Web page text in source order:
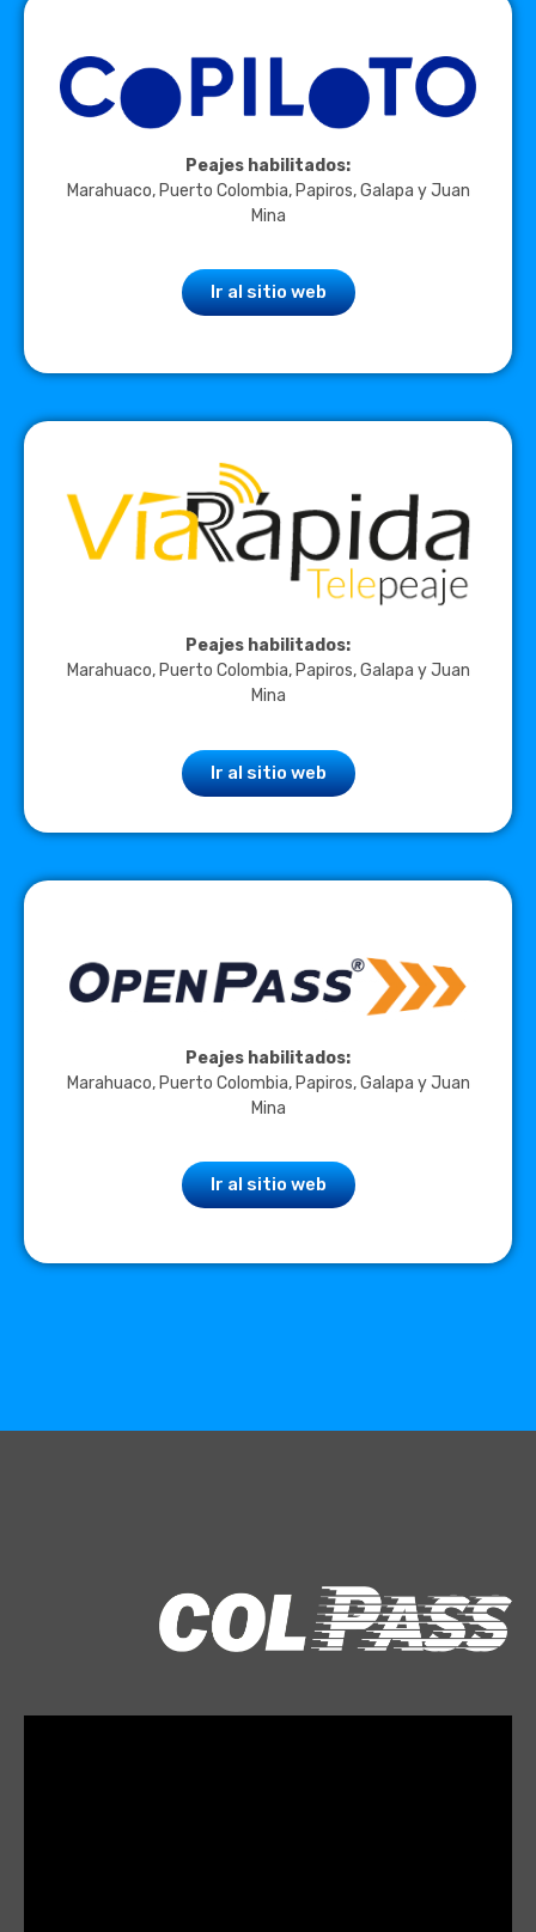
Peajes habilitados:
Marahuaco, Puerto Colombia, Papiros, Galapa y Juan
Mina
Ir al sitio web
Peajes habilitados:
Marahuaco, Puerto Colombia, Papiros, Galapa y Juan
Mina
Ir al sitio web
Peajes habilitados:
Marahuaco, Puerto Colombia, Papiros, Galapa y Juan
Mina
Ir al sitio web